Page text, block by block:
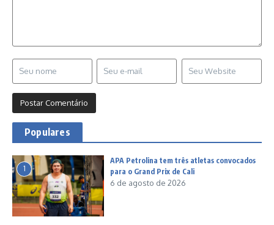
Populares
1
APA Petrolina tem três atletas convocados
para o Grand Prix de Cali
6 de agosto de 2026